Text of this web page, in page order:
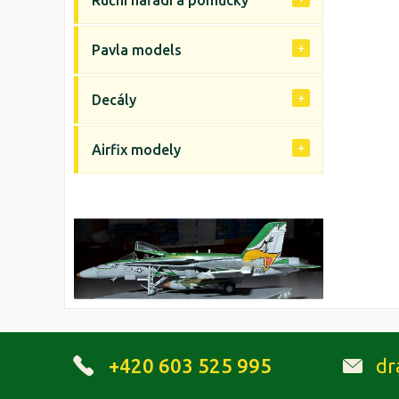
Pavla models
Decály
Airfix modely
+420 603 525 995